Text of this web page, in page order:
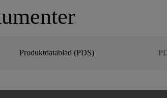
Produktdatablad (PDS)